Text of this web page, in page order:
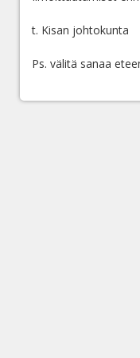
t. Kisan johtokunta
Ps. välitä sanaa